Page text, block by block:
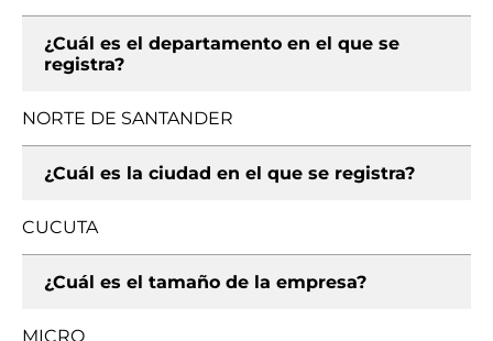
¿Cuál es el departamento en el que se
registra?
NORTE DE SANTANDER
¿Cuál es la ciudad en el que se registra?
CUCUTA
¿Cuál es el tamaño de la empresa?
MICRO